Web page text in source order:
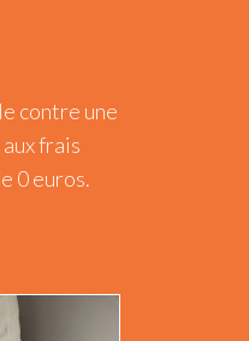
contre une
frais
0 euros.